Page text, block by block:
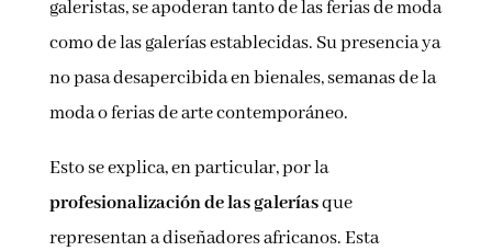
galeristas, se apoderan tanto de las ferias de moda
como de las galerías establecidas. Su presencia ya
no pasa desapercibida en bienales, semanas de la
moda o ferias de arte contemporáneo.
Esto se explica, en particular, por la
profesionalización de las galeríasque
representan a diseñadores africanos. Esta